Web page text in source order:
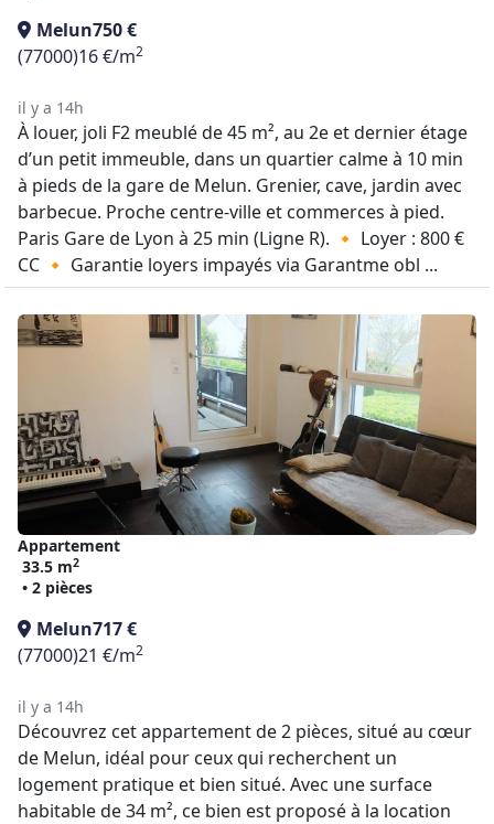
Melun750 €
(77000)16 €/m2
il y a 14h
À louer, joli F2 meublé de 45 m², au 2e et dernier étage
d’un petit immeuble, dans un quartier calme à 10 min
à pieds de la gare de Melun. Grenier, cave, jardin avec
barbecue. Proche centre-ville et commerces à pied.
Paris Gare de Lyon à 25 min (Ligne R). 🔸 Loyer : 800 €
CC 🔸 Garantie loyers impayés via Garantme obl ...
Appartement
33.5 m2
• 2 pièces
Melun717 €
(77000)21 €/m2
il y a 14h
Découvrez cet appartement de 2 pièces, situé au cœur
de Melun, idéal pour ceux qui recherchent un
logement pratique et bien situé. Avec une surface
habitable de 34 m², ce bien est proposé à la location